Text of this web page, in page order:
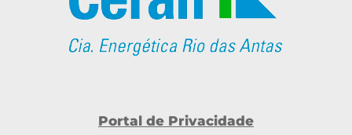
Portal de Privacidade